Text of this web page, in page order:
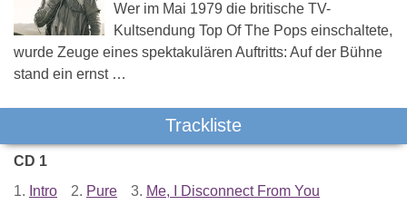
Wer im Mai 1979 die britische TV-
Kultsendung Top Of The Pops einschaltete,
wurde Zeuge eines spektakulären Auftritts: Auf der Bühne
stand ein ernst …
Trackliste
CD 1
1. Intro 2. Pure 3. Me, I Disconnect From You